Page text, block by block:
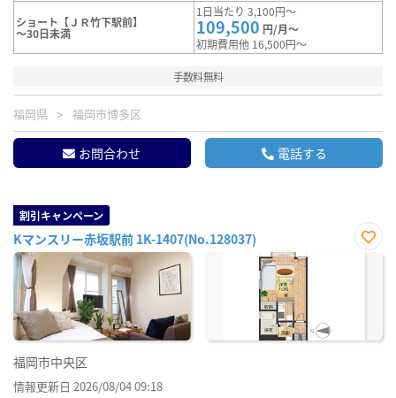
ショート【ＪＲ竹下駅前】
～30日未満
1日当たり 3,100円～
109,500 円/月～
初期費用他 16,500円～
手数料無料
福岡県 福岡市博多区
お問合わせ 電話する
割引キャンペーン
Kマンスリー赤坂駅前 1K-1407(No.128037)
お気
福岡市中央区
情報更新日 2026/08/04 09:18